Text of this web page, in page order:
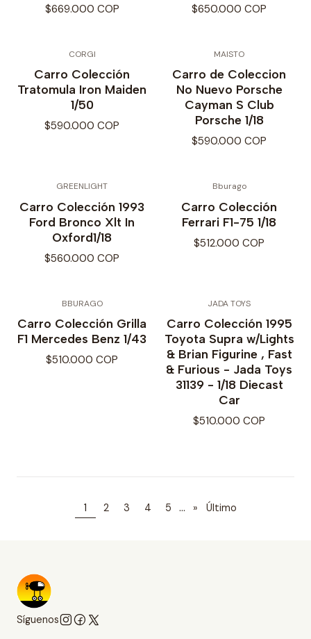
$669.000 COP $650.000 COP
CORGI
Carro Colección
Tratomula Iron Maiden
1/50
$590.000 COP
MAISTO
Carro de Coleccion
No Nuevo Porsche
Cayman S Club
Porsche 1/18
$590.000 COP
GREENLIGHT
Carro Colección 1993
Ford Bronco Xlt In
Oxford1/18
$560.000 COP
Bburago
Carro Colección
Ferrari F1-75 1/18
$512.000 COP
BBURAGO
Carro Colección Grilla
F1 Mercedes Benz 1/43
$510.000 COP
JADA TOYS
Carro Colección 1995
Toyota Supra w/Lights
& Brian Figurine , Fast
& Furious - Jada Toys
31139 - 1/18 Diecast
Car
$510.000 COP
1 2 3 4 5 ... » Último
Síguenos